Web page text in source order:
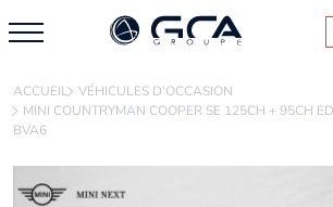
ACCUEIL VÉHICULES D'OCCASION
MINI COUNTRYMAN COOPER SE 125CH + 95CH
BVA6